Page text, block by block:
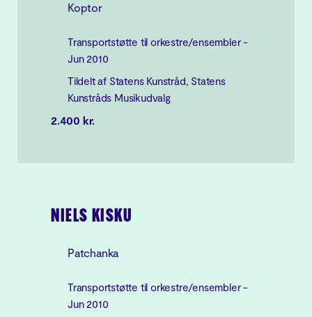
Koptor
Transportstøtte til orkestre/ensembler -
Jun 2010
Tildelt af Statens Kunstråd, Statens
Kunstråds Musikudvalg
2.400 kr.
NIELS KISKU
Patchanka
Transportstøtte til orkestre/ensembler -
Jun 2010